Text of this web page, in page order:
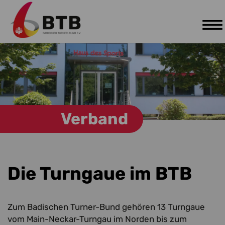
Zum Hauptinhalt springen
Verband
Die Turngaue im BTB
Zum Badischen Turner-Bund gehören 13 Turngaue
vom Main-Neckar-Turngau im Norden bis zum